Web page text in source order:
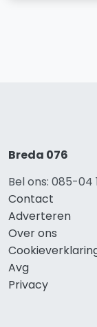
Breda 076
Bel ons: 085-04
Contact
Adverteren
Over ons
Avg
Privacy